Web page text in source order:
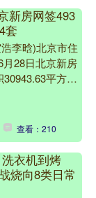
新房网签493
套
李晗)北京市住
28日北京新房
平方
，网签面积
查看：210
衣机到烤
烧向8类日常